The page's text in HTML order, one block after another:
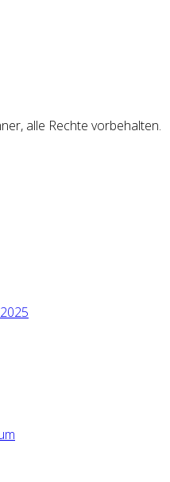
alle Rechte vorbehalten.